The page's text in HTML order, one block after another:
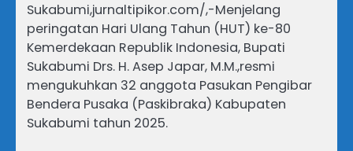
Sukabumi,jurnaltipikor.com/,-Menjelang
peringatan Hari Ulang Tahun (HUT) ke-80
Kemerdekaan Republik Indonesia, Bupati
Sukabumi Drs. H. Asep Japar, M.M.,resmi
mengukuhkan 32 anggota Pasukan Pengibar
Bendera Pusaka (Paskibraka) Kabupaten
Sukabumi tahun 2025.